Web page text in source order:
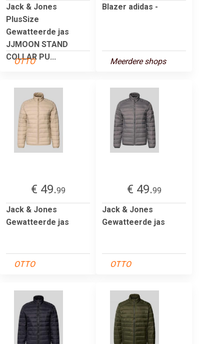
Jack & Jones
PlusSize
Gewatteerde jas
JJMOON STAND
COLLAR PU...
OTTO
Blazer adidas -
Meerdere shops
€ 49.99
Jack & Jones
Gewatteerde jas
OTTO
€ 49.99
Jack & Jones
Gewatteerde jas
OTTO